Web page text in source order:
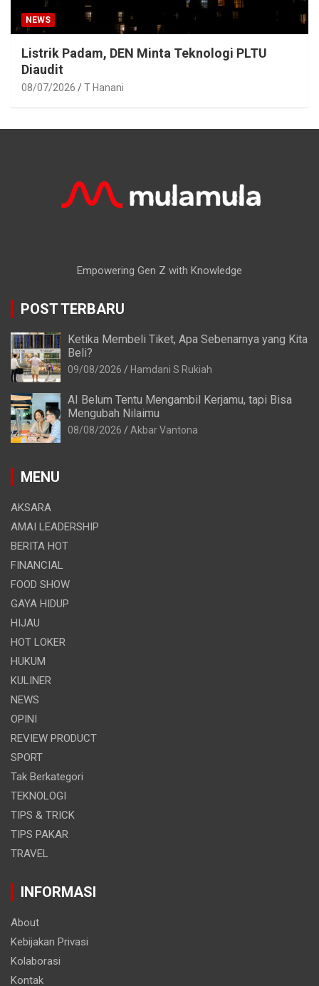
NEWS
Listrik Padam, DEN Minta Teknologi PLTU
Diaudit
08/07/2026 T Hanani
Empowering Gen Z with Knowledge
POST TERBARU
Ketika Membeli Tiket, Apa Sebenarnya yang Kita
Beli?
09/08/2026 Hamdani S Rukiah
AI Belum Tentu Mengambil Kerjamu, tapi Bisa
Mengubah Nilaimu
08/08/2026 Akbar Vantona
MENU
AKSARA
AMAI LEADERSHIP
BERITA HOT
FINANCIAL
FOOD SHOW
GAYA HIDUP
HIJAU
HOT LOKER
HUKUM
KULINER
NEWS
OPINI
REVIEW PRODUCT
SPORT
Tak Berkategori
TEKNOLOGI
TIPS & TRICK
TIPS PAKAR
TRAVEL
INFORMASI
About
Kebijakan Privasi
Kolaborasi
Kontak